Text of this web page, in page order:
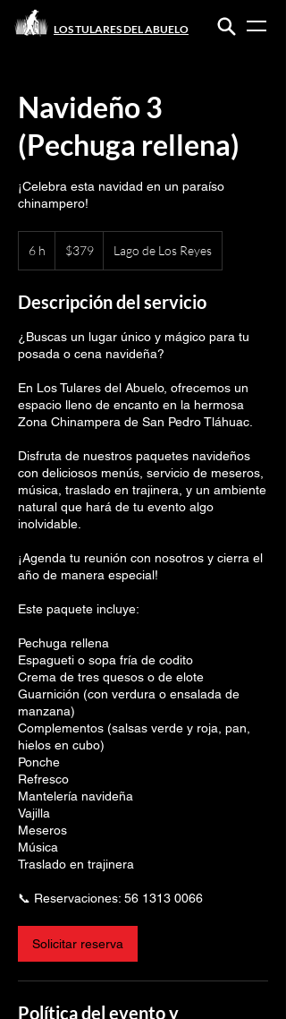
LOS TULARES DEL ABUELO
Navideño 3
(Pechuga rellena)
¡Celebra esta navidad en un paraíso
chinampero!
6 h
pesos
mexicanos
$379 Lago de Los Reyes
Descripción del servicio
¿Buscas un lugar único y mágico para tu
posada o cena navideña?
En Los Tulares del Abuelo, ofrecemos un
espacio lleno de encanto en la hermosa
Zona Chinampera de San Pedro Tláhuac.
Disfruta de nuestros paquetes navideños
con deliciosos menús, servicio de meseros,
música, traslado en trajinera, y un ambiente
natural que hará de tu evento algo
inolvidable.
¡Agenda tu reunión con nosotros y cierra el
año de manera especial!
Este paquete incluye:
Pechuga rellena
Espagueti o sopa fría de codito
Crema de tres quesos o de elote
Guarnición (con verdura o ensalada de
manzana)
Complementos (salsas verde y roja, pan,
hielos en cubo)
Ponche
Refresco
Mantelería navideña
Vajilla
Meseros
Música
Traslado en trajinera
📞 Reservaciones: 56 1313 0066
Solicitar reserva
Política del evento y